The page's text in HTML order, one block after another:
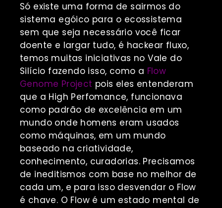
Só existe uma forma de sairmos do
sistema egóico para o ecossistema
sem que seja necessário você ficar
doente e largar tudo, é hackear fluxo,
temos muitas iniciativas no Vale do
Silício fazendo isso, como a Flow
Genome Project pois eles entenderam
que a High Perfomance, funcionava
como padrão de excelência em um
mundo onde homens eram usados
como máquinas, em um mundo
baseado na criatividade,
conhecimento, curadorias. Precisamos
de ineditismos com base no melhor de
cada um, e para isso desvendar o Flow
é chave. O Flow é um estado mental de